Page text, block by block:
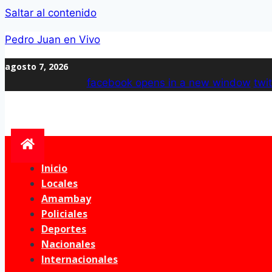
Saltar al contenido
Pedro Juan en Vivo
agosto 7, 2026
facebookopens in a new window
Inicio
Locales
Amambay
Policiales
Deportes
Nacionales
Internacionales